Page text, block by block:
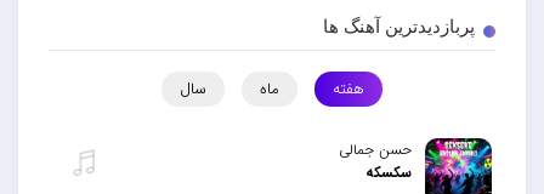
پربازدیدترین آهنگ ها
هفته ماه سال
حسن جمالی
سکسکه